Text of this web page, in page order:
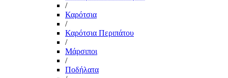
/
Καρότσια
/
Καρότσια Περιπάτου
/
Μάρσιποι
/
Ποδήλατα